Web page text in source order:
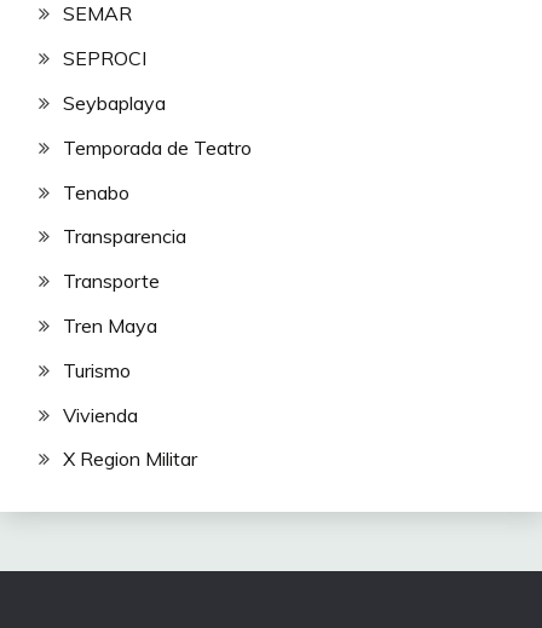
SEMAR
SEPROCI
Seybaplaya
Temporada de Teatro
Tenabo
Transparencia
Transporte
Tren Maya
Turismo
Vivienda
X Region Militar